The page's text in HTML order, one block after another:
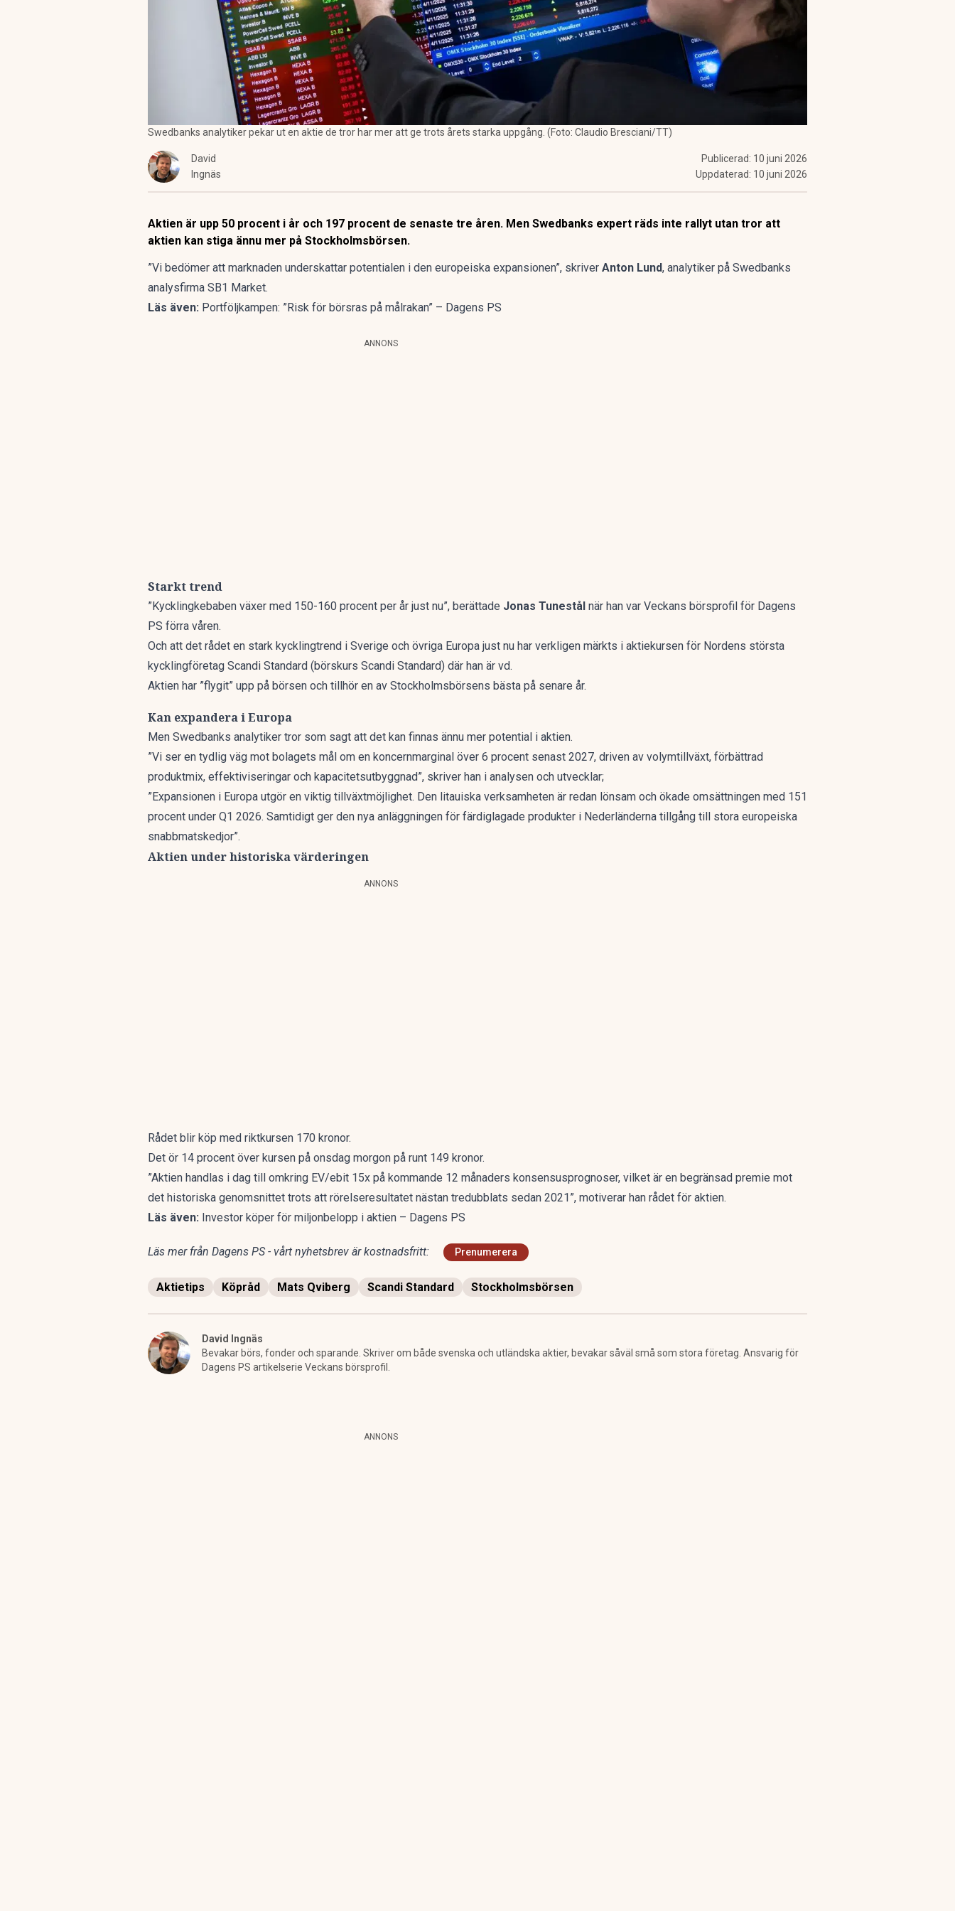
Swedbanks analytiker pekar ut en aktie de tror har mer att ge trots årets starka uppgång. (Foto: Claudio Bresciani/TT)
David
Ingnäs
Publicerad: 10 juni 2026
Uppdaterad: 10 juni 2026
Aktien är upp 50 procent i år och 197 procent de senaste tre åren. Men Swedbanks expert räds inte rallyt utan tror att
aktien kan stiga ännu mer på Stockholmsbörsen.
”Vi bedömer att marknaden underskattar potentialen i den europeiska expansionen”, skriver Anton Lund, analytiker på Swedbanks
analysfirma SB1 Market.
Läs även: Portföljkampen: ”Risk för börsras på målrakan” – Dagens PS
ANNONS
Starkt trend
”Kycklingkebaben växer med 150-160 procent per år just nu”, berättade Jonas Tunestål när han var Veckans börsprofil för Dagens
PS förra våren.
Och att det rådet en stark kycklingtrend i Sverige och övriga Europa just nu har verkligen märkts i aktiekursen för Nordens största
kycklingföretag Scandi Standard (börskurs Scandi Standard) där han är vd.
Aktien har ”flygit” upp på börsen och tillhör en av Stockholmsbörsens bästa på senare år.
Kan expandera i Europa
Men Swedbanks analytiker tror som sagt att det kan finnas ännu mer potential i aktien.
”Vi ser en tydlig väg mot bolagets mål om en koncernmarginal över 6 procent senast 2027, driven av volymtillväxt, förbättrad
produktmix, effektiviseringar och kapacitetsutbyggnad”, skriver han i analysen och utvecklar;
”Expansionen i Europa utgör en viktig tillväxtmöjlighet. Den litauiska verksamheten är redan lönsam och ökade omsättningen med 151
procent under Q1 2026. Samtidigt ger den nya anläggningen för färdiglagade produkter i Nederländerna tillgång till stora europeiska
snabbmatskedjor”.
Aktien under historiska värderingen
ANNONS
Rådet blir köp med riktkursen 170 kronor.
Det ör 14 procent över kursen på onsdag morgon på runt 149 kronor.
”Aktien handlas i dag till omkring EV/ebit 15x på kommande 12 månaders konsensusprognoser, vilket är en begränsad premie mot
det historiska genomsnittet trots att rörelseresultatet nästan tredubblats sedan 2021”, motiverar han rådet för aktien.
Läs även: Investor köper för miljonbelopp i aktien – Dagens PS
Läs mer från Dagens PS - vårt nyhetsbrev är kostnadsfritt: Prenumerera
Aktietips Köpråd Mats Qviberg Scandi Standard Stockholmsbörsen
David Ingnäs
Bevakar börs, fonder och sparande. Skriver om både svenska och utländska aktier, bevakar såväl små som stora företag. Ansvarig för
Dagens PS artikelserie Veckans börsprofil.
ANNONS